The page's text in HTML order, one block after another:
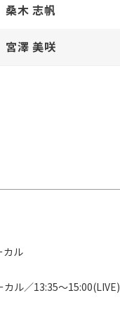
桑木 志帆
宮澤 美咲
カル
ル／13:35〜15:00(LIVE)